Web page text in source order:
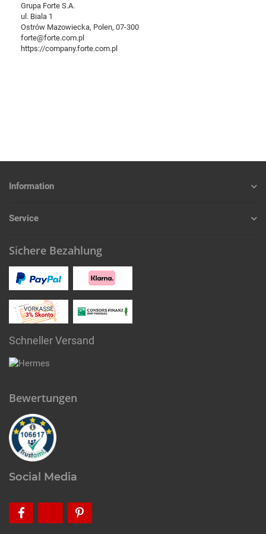
Grupa Forte S.A.
ul. Biala 1
Ostrów Mazowiecka, Polen, 07-300
forte@forte.com.pl
https://company.forte.com.pl
Information
Service
Sichere Bezahlung
Schneller Versand
Bewertungen
Social Media